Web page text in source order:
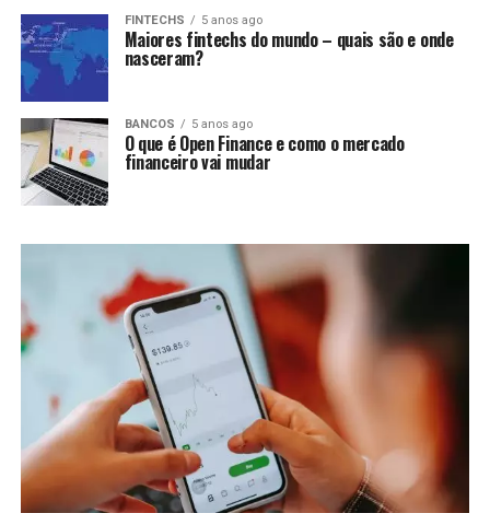
FINTECHS 5 anos ago
Maiores fintechs do mundo – quais são e onde
nasceram?
BANCOS 5 anos ago
O que é Open Finance e como o mercado
financeiro vai mudar